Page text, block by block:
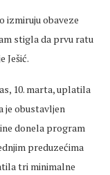
izmiruju obaveze
stigla da prvu ratu
Ješić.
10. marta, uplatila
je obustavljen
donela program
preduzećima
tri minimalne